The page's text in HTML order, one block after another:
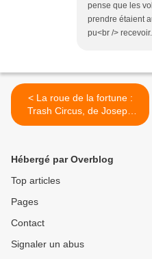
pense que les
prendre étaient
pu<br />
< La roue de la fortune :
Trash Circus, de Joseph
Incardona
Hébergé par Overblog
Top articles
Pages
Contact
Signaler un abus